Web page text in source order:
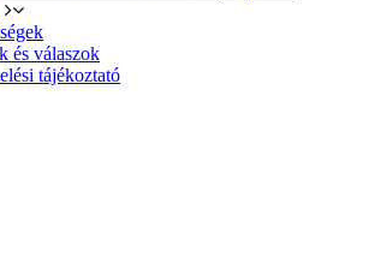
és válaszok
tájékoztató